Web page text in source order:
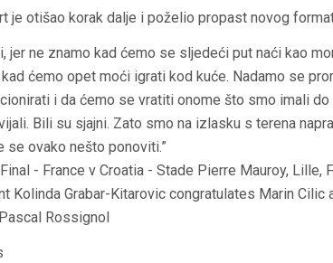
je otišao korak dalje i poželio propast novog
jer ne znamo kad ćemo se sljedeći put naći kao
kad ćemo opet moći igrati kod kuće. Nadamo se
i da ćemo se vratiti onome što smo imali
Bili su sjajni. Zato smo na izlasku s terena
se ovako nešto ponoviti.”